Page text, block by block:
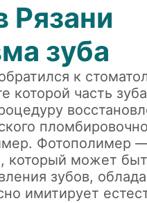
Рязани
зуба
к
которой часть
Фотополимер
который может
зубов,
имитирует